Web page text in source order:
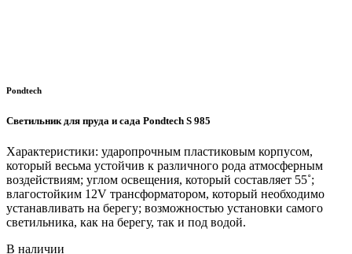
Pondtech
Светильник для пруда и сада Pondtech S 985
Характеристики: ударопрочным пластиковым корпусом,
который весьма устойчив к различного рода атмосферным
воздействиям; углом освещения, который составляет 55˚;
влагостойким 12V трансформатором, который необходимо
устанавливать на берегу; возможностью установки самого
светильника, как на берегу, так и под водой.
В наличии